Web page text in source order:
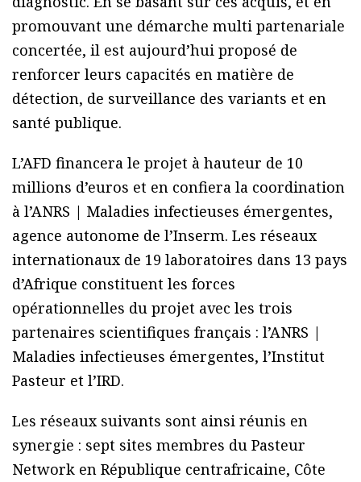
promouvant une démarche multi partenariale
concertée, il est aujourd’hui proposé de
renforcer leurs capacités en matière de
détection, de surveillance des variants et en
santé publique.
L’AFD financera le projet à hauteur de 10
millions d’euros et en confiera la coordination
à l’ANRS | Maladies infectieuses émergentes,
agence autonome de l’Inserm. Les réseaux
internationaux de 19 laboratoires dans 13 pays
d’Afrique constituent les forces
opérationnelles du projet avec les trois
partenaires scientifiques français : l’ANRS |
Maladies infectieuses émergentes, l’Institut
Pasteur et l’IRD.
Les réseaux suivants sont ainsi réunis en
synergie : sept sites membres du Pasteur
Network en République centrafricaine, Côte